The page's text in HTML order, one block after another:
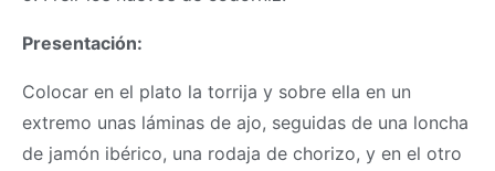
Presentación:
Colocar en el plato la torrija y sobre ella en un
extremo unas láminas de ajo, seguidas de una loncha
de jamón ibérico, una rodaja de chorizo, y en el otro